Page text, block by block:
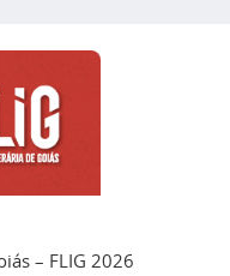
– FLIG 2026